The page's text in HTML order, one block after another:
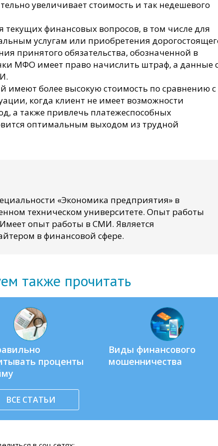
увеличивает стоимость и так недешевого
финансовых вопросов, в том числе для
услугам или приобретения
принятого обязательства, обозначенной в
МФО имеет право начислить штраф, а данные
более высокую стоимость по сравнению с
когда клиент не имеет возможности
а также привлечь платежеспособных
оптимальным выходом из трудной
«Экономика предприятия» в
техническом университете. Опыт работы
опыт работы в СМИ. Является
в финансовой сфере.
также прочитать
проценты
Виды финансового
мошенничества
ВСЕ СТАТЬИ